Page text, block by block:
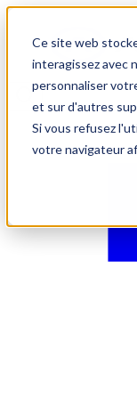
Ce site web
interagissez avec
personnaliser
et sur d'autres
Si vous refusez
votre navigateur